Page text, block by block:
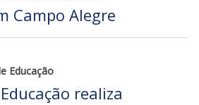
Campo Alegre
Educação
realiza